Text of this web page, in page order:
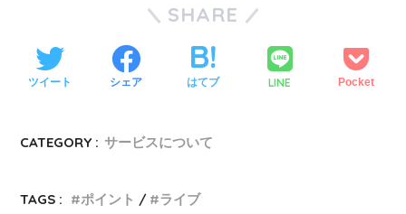
SHARE
ツイート シェア はてブ LINE Pocket
CATEGORY : サービスについて
TAGS : ポイント ライブ